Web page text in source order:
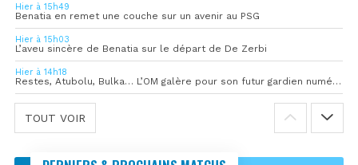
Hier à 15h49
Benatia en remet une couche sur un avenir au PSG
Hier à 15h03
L’aveu sincère de Benatia sur le départ de De Zerbi
Hier à 14h18
Restes, Atubolu, Bulka… L’OM galère pour son futur gardien numéro 1
TOUT VOIR